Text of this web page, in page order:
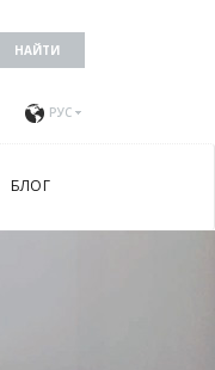
РУС
БЛОГ